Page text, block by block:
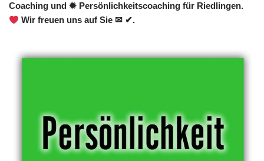
Coaching und ✹ Persönlichkeitscoaching für Riedlingen.
Wir freuen uns auf Sie ✉ ✔.